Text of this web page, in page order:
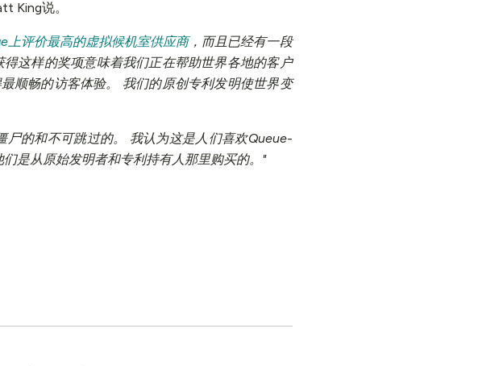
King说。
上评价最高的虚拟候机室供应商，而且已经有一段
得这样的奖项意味着我们正在帮助世界各地的客户
顺畅的访客体验。 我们的原创专利发明使世界变
的和不可跳过的。 我认为这是人们喜欢Queue-
是从原始发明者和专利持有人那里购买的。"